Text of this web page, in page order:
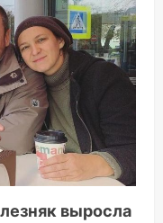
выросла